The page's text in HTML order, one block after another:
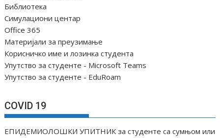
Библиотека
Симулациони центар
Office 365
Материјали за преузимање
Корисничко име и лозинка студента
Упутство за студенте - Microsoft Teams
Упутство за студенте - EduRoam
COVID 19
ЕПИДЕМИОЛОШКИ УПИТНИК за студенте са сумњом или